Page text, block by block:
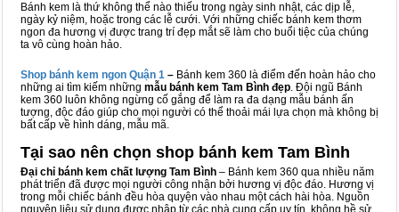
Bánh kem là thứ không thể nào thiếu trong ngày sinh nhật, các dịp lễ,
ngày kỷ niệm, hoặc trong các lễ cưới. Với những chiếc bánh kem thơm
ngon đa hương vị được trang trí đẹp mắt sẽ làm cho buổi tiệc của chúng
ta vô cùng hoàn hảo.
Shop bánh kem ngon Quận 1 – Bánh kem 360 là điểm đến hoàn hảo cho
những ai tìm kiếm những mẫu bánh kem Tam Bình đẹp. Đội ngũ Bánh
kem 360 luôn không ngừng cố gắng để làm ra đa dạng mẫu bánh ấn
tượng, độc đáo giúp cho mọi người có thể thoải mái lựa chọn mà không bị
bất cấp về hình dáng, mẫu mã.
Tại sao nên chọn shop bánh kem Tam Bình
Đại chỉ bánh kem chất lượng Tam Bình – Bánh kem 360 qua nhiều năm
phát triển đã được mọi người công nhận bởi hương vị độc đáo. Hương vị
trong mỗi chiếc bánh đều hòa quyện vào nhau một cách hài hòa. Nguồn
nguyên liệu sử dụng được nhập từ các nhà cung cấp uy tín, không hề sử